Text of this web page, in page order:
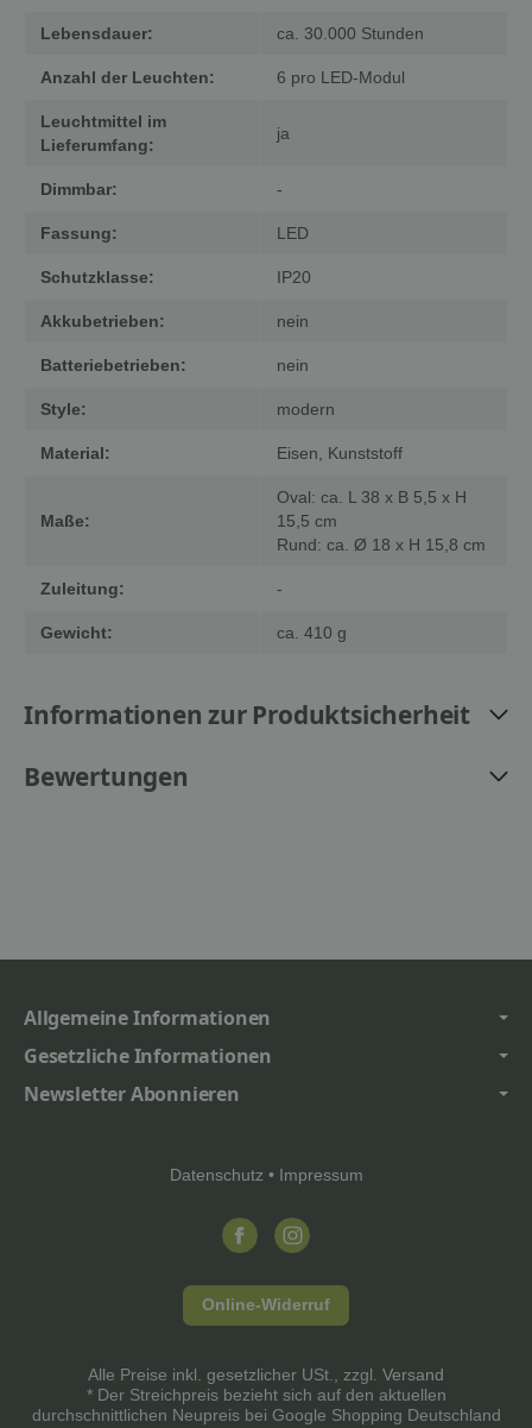
Lebensdauer: ca. 30.000 Stunden
Anzahl der Leuchten: 6 pro LED-Modul
Leuchtmittel im
Lieferumfang:
ja
Dimmbar: -
Fassung: LED
Schutzklasse: IP20
Akkubetrieben: nein
Batteriebetrieben: nein
Style: modern
Material: Eisen, Kunststoff
Maße:
Oval: ca. L 38 x B 5,5 x H
15,5 cm
Rund: ca. Ø 18 x H 15,8 cm
Zuleitung: -
Gewicht: ca. 410 g
Informationen zur Produktsicherheit
Bewertungen
Allgemeine Informationen
Gesetzliche Informationen
Newsletter Abonnieren
Datenschutz • Impressum
Online-Widerruf
Alle Preise inkl. gesetzlicher USt., zzgl. Versand
* Der Streichpreis bezieht sich auf den aktuellen
durchschnittlichen Neupreis bei Google Shopping Deutschland